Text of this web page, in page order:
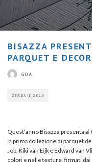
BISAZZA
PARQUET E
GDA
CERSAIE 2016
Quest’anno Bisazza presenta
la prima collezione di parquet
Job, Kiki van Eijk e Edward van
colori e nelle texture, firmati